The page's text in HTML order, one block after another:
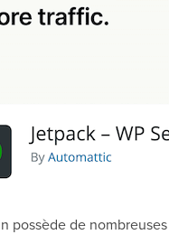
possède de